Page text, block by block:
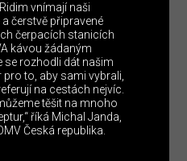
vnímají naši
čerstvě připravené
čerpacích stanicích
kávou žádaným
rozhodli dát našim
to, aby sami vybrali,
na cestách nejvíc.
těšit na mnoho
říká Michal Janda,
Česká republika.